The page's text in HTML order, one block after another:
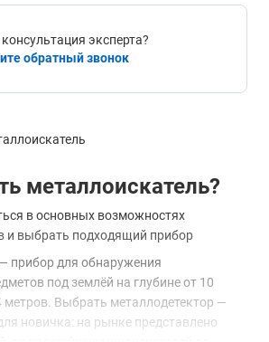
эксперта?
обратный звонок
металлоискатель?
в основных возможностях
и выбрать подходящий прибор
— прибор для обнаружения
под землёй на глубине от 10
метров. Выбрать металлодетектор —
новичка: на рынке представлено